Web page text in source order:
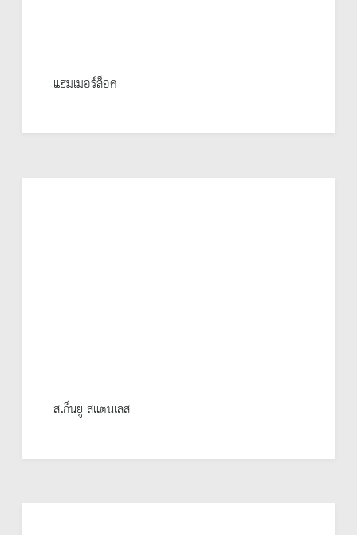
แฮมเมอร์ล็อค
สเก็นยู สแตนเลส